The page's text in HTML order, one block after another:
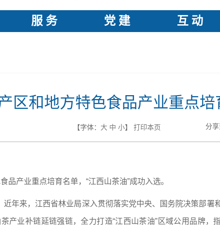
服 务 党 建 互 动
区和地方特色食品产业重点培
【字体： 大 中 小】 打印本页 分享
产业重点培育名单，“江西山茶油”成功入选。
年来，江西省林业局深入贯彻落实党中央、国务院决策部署
业补链延链强链，全力打造“江西山茶油”区域公用品牌，